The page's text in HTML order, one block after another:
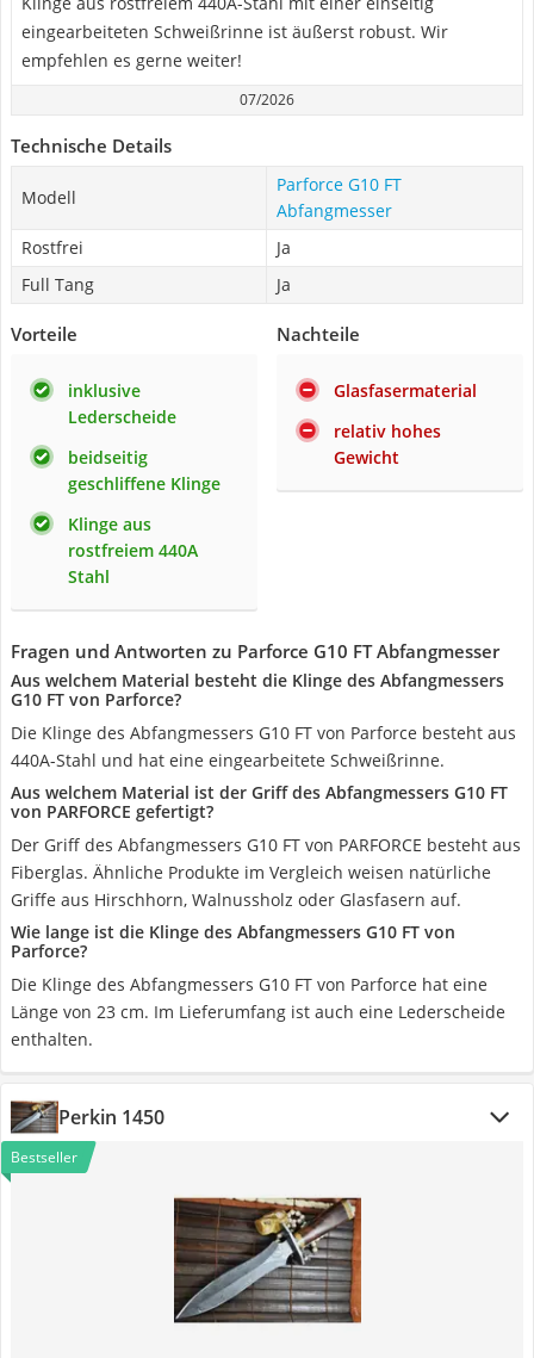
eingearbeiteten Schweißrinne ist äußerst robust. Wir
empfehlen es gerne weiter!
07/2026
Technische Details
Modell
Parforce G10 FT
Abfangmesser
Rostfrei
Ja
Full Tang
Ja
Vorteile
inklusive
Lederscheide
beidseitig
geschliffene Klinge
Klinge aus
rostfreiem 440A
Stahl
Nachteile
Glasfasermaterial
relativ hohes
Gewicht
Fragen und Antworten zu Parforce G10 FT Abfangmesser
Aus welchem Material besteht die Klinge des Abfangmessers
G10 FT von Parforce?
Die Klinge des Abfangmessers G10 FT von Parforce besteht aus
440A-Stahl und hat eine eingearbeitete Schweißrinne.
Aus welchem Material ist der Griff des Abfangmessers G10 FT
von PARFORCE gefertigt?
Der Griff des Abfangmessers G10 FT von PARFORCE besteht aus
Fiberglas. Ähnliche Produkte im Vergleich weisen natürliche
Griffe aus Hirschhorn, Walnussholz oder Glasfasern auf.
Wie lange ist die Klinge des Abfangmessers G10 FT von
Parforce?
Die Klinge des Abfangmessers G10 FT von Parforce hat eine
Länge von 23 cm. Im Lieferumfang ist auch eine Lederscheide
enthalten.
Perkin 1450
Bestseller